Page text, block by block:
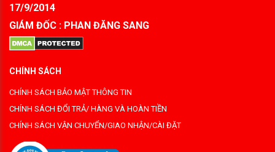
17/9/2014
GIÁM ĐỐC : PHAN ĐĂNG SANG
CHÍNH SÁCH
CHÍNH SÁCH BẢO MẬT THÔNG TIN
CHÍNH SÁCH ĐỔI TRẢ/ HÀNG VÀ HOÀN TIỀN
CHÍNH SÁCH VẬN CHUYỂN/GIAO NHẬN/CÀI ĐẶT